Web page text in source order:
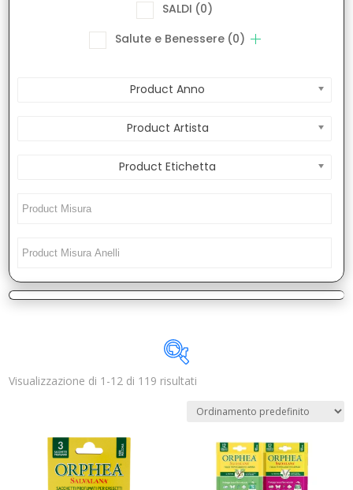
SALDI (0)
Salute e Benessere (0)
Product Anno
Product Artista
Product Etichetta
Categorie prodotto
Visualizzazione di 1-12 di 119 risultati